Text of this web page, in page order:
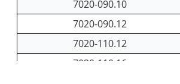
7020-090.10
7020-090.12
7020-110.12
7020-110.16